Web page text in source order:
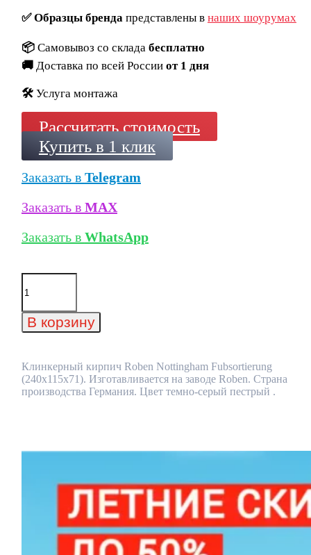
✅Образцы брендапредставлены в наших шоурумах
📦 Самовывоз со склада бесплатно
🚚 Доставка по всей России от 1 дня
🛠️ Услуга монтажа
Рассчитать стоимость
Купить в 1 клик
Заказать в Telegram
Заказать в MAX
Заказать в WhatsApp
Количество
товара
кирпич
Roben
(240x115x71)
В корзину
Клинкерный кирпич Roben Nottingham Fubsortierung
(240x115x71). Изготавливается на заводе Roben. Страна
производства Германия. Цвет темно-серый пестрый .